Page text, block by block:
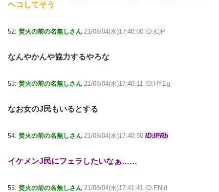
ヘコしてそう
52: 焚火の前の名無しさん 21/08/04(水)17:40:00 ID:jCjP
なんやかんや協力するやろな
53: 焚火の前の名無しさん 21/08/04(水)17:40:11 ID:HYEg
なお女のJ民もいるとする
54: 焚火の前の名無しさん 21/08/04(水)17:40:50 ID:IPRb
イケメンJ民にフェラしたいなぁ……
55: 焚火の前の名無しさん 21/08/04(水)17:41:41 ID:PNid